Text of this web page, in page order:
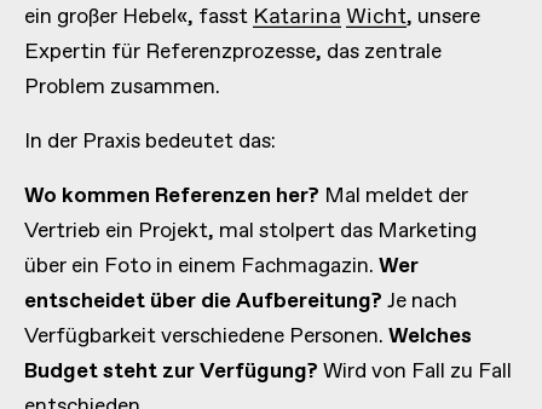
ein großer Hebel«, fasst Katarina Wicht, unsere
Expertin für Referenzprozesse, das zentrale
Problem zusammen.
In der Praxis bedeutet das:
Wo kommen Referenzen her? Mal meldet der
Vertrieb ein Projekt, mal stolpert das Marketing
über ein Foto in einem Fachmagazin. Wer
entscheidet über die Aufbereitung? Je nach
Verfügbarkeit verschiedene Personen. Welches
Budget steht zur Verfügung? Wird von Fall zu Fall